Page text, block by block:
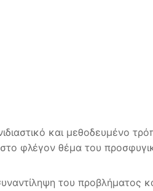
και μεθοδευμένο
φλέγον θέμα του
του προβλήματος